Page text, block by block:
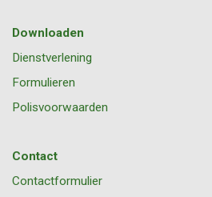
Downloaden
Dienstverlening
Formulieren
Polisvoorwaarden
Contact
Contactformulier